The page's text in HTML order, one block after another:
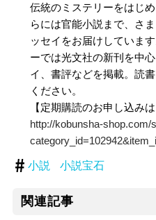
伝統のミステリーをはじ
らには官能小説まで、さ
ッセイをお届けしていま
ーでは光文社の新刊を中
イ、書評などを掲載。読
ください。
【定期購読のお申し込みは
http://kobunsha-shop.com/
小説 小説宝石
関連記事